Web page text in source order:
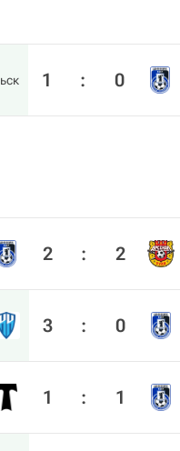
1 : 0
2 : 2
3 : 0
1 : 1